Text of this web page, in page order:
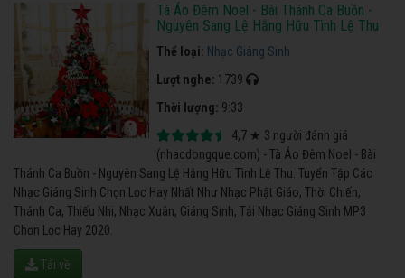
Tà Áo Đêm Noel - Bài Thánh Ca Buồn -
Nguyên Sang Lệ Hằng Hữu Tình Lệ Thu
Thể loại: Nhạc Giáng Sinh
Lượt nghe: 1739
Thời lượng: 9:33
4,7 ★ 3 người đánh giá
(nhacdongque.com) - Tà Áo Đêm Noel - Bài
Thánh Ca Buồn - Nguyên Sang Lệ Hằng Hữu Tình Lệ Thu. Tuyển Tập Các
Nhạc Giáng Sinh Chọn Lọc Hay Nhất Như Nhạc Phật Giáo, Thời Chiến,
Thánh Ca, Thiếu Nhi, Nhạc Xuân, Giáng Sinh, Tải Nhạc Giáng Sinh MP3
Chọn Lọc Hay 2020.
Tải về